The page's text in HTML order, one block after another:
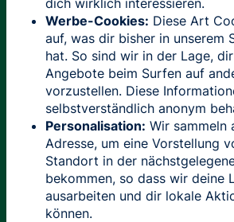
Werbe-Cookies: Diese Art
auf, was dir bisher in unserem
hat. So sind wir in der Lage,
Angebote beim Surfen auf
vorzustellen. Diese
selbstverständlich anonym
Personalisation: Wir sammeln
Adresse, um eine Vorstellung
Standort in der
bekommen, so dass wir deine
ausarbeiten und dir lokale
können.